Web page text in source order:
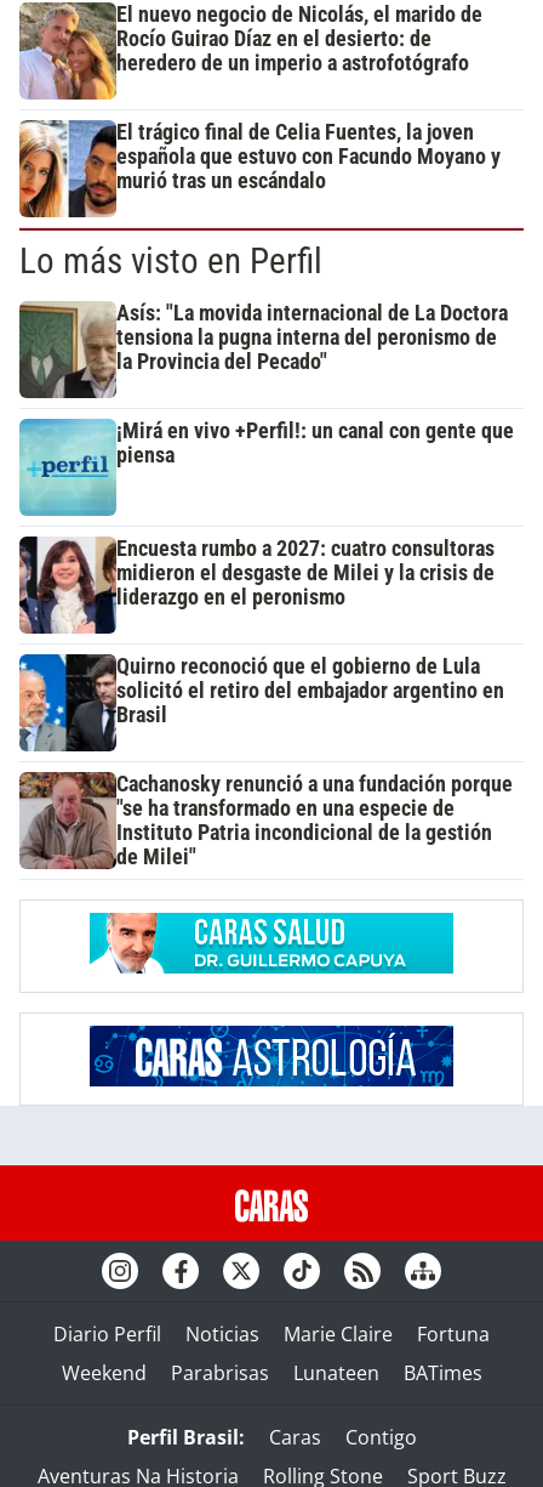
El nuevo negocio de Nicolás, el marido de
Rocío Guirao Díaz en el desierto: de
heredero de un imperio a astrofotógrafo
El trágico final de Celia Fuentes, la joven
española que estuvo con Facundo Moyano y
murió tras un escándalo
Lo más visto en Perfil
Asís: "La movida internacional de La Doctora
tensiona la pugna interna del peronismo de
la Provincia del Pecado"
¡Mirá en vivo +Perfil!: un canal con gente que
piensa
Encuesta rumbo a 2027: cuatro consultoras
midieron el desgaste de Milei y la crisis de
liderazgo en el peronismo
Quirno reconoció que el gobierno de Lula
solicitó el retiro del embajador argentino en
Brasil
Cachanosky renunció a una fundación porque
"se ha transformado en una especie de
Instituto Patria incondicional de la gestión
de Milei"
Diario Perfil Noticias Marie Claire
Fortuna
Weekend
Parabrisas Lunateen BATimes
Perfil Brasil: Caras
Contigo
Aventuras Na Historia
Rolling Stone Sport Buzz